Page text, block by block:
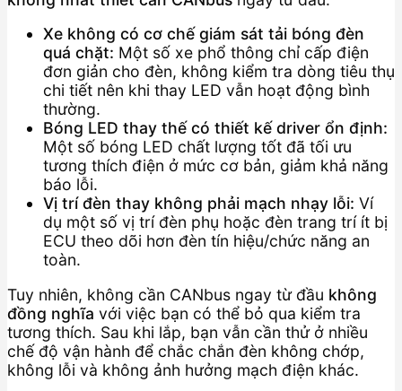
Xe không có cơ chế giám sát tải bóng đèn
quá chặt: Một số xe phổ thông chỉ cấp điện
đơn giản cho đèn, không kiểm tra dòng tiêu thụ
chi tiết nên khi thay LED vẫn hoạt động bình
thường.
Bóng LED thay thế có thiết kế driver ổn định:
Một số bóng LED chất lượng tốt đã tối ưu
tương thích điện ở mức cơ bản, giảm khả năng
báo lỗi.
Vị trí đèn thay không phải mạch nhạy lỗi: Ví
dụ một số vị trí đèn phụ hoặc đèn trang trí ít bị
ECU theo dõi hơn đèn tín hiệu/chức năng an
toàn.
Tuy nhiên, không cần CANbus ngay từ đầu không
đồng nghĩa với việc bạn có thể bỏ qua kiểm tra
tương thích. Sau khi lắp, bạn vẫn cần thử ở nhiều
chế độ vận hành để chắc chắn đèn không chớp,
không lỗi và không ảnh hưởng mạch điện khác.